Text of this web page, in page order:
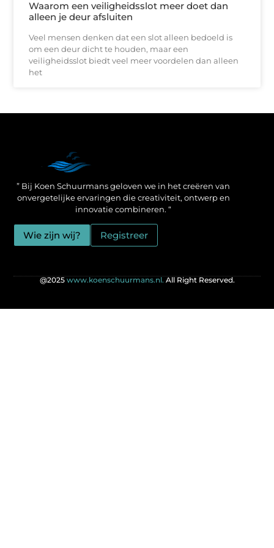
Waarom een veiligheidsslot meer doet dan
alleen je deur afsluiten
Veel mensen denken dat een slot alleen bedoeld is
om een deur dicht te houden, maar een
veiligheidsslot biedt veel meer voordelen dan alleen
het
” Bij Koen Schuurmans geloven we in het creëren van
onvergetelijke ervaringen die creativiteit, ontwerp en
innovatie combineren. “
Wie zijn wij? Registreer
@2025 www.koenschuurmans.nl. All Right Reserved.